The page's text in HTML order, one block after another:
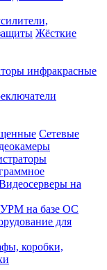
Жёсткие
инфракрасные
Сетевые
на
УРМ на базе ОС
для
коробки,